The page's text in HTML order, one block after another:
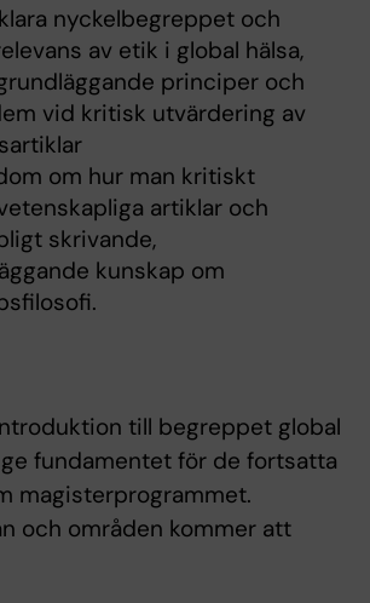
nyckelbegreppet och
av etik i global hälsa,
principer och
vid kritisk utvärdering av
om hur man kritiskt
artiklar och
skrivande,
kunskap om
till begreppet global
fundamentet för de fortsatta
magisterprogrammet.
och områden kommer att